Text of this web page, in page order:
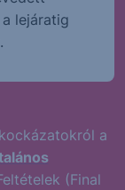
lejáratig
a
(Final